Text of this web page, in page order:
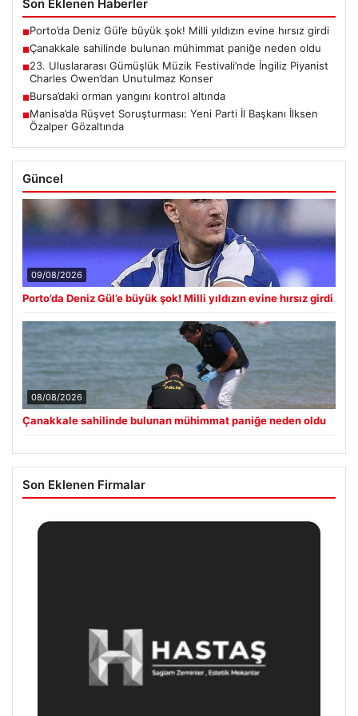
Son Eklenen Haberler
■Porto’da Deniz Gül’e büyük şok! Milli yıldızın evine hırsız girdi
■Çanakkale sahilinde bulunan mühimmat paniğe neden oldu
■23. Uluslararası Gümüşlük Müzik Festivali’nde İngiliz Piyanist
Charles Owen’dan Unutulmaz Konser
■Bursa’daki orman yangını kontrol altında
■Manisa’da Rüşvet Soruşturması: Yeni Parti İl Başkanı İlksen
Özalper Gözaltında
Güncel
09/08/2026
Porto’da Deniz Gül’e büyük şok! Milli yıldızın evine hırsız girdi
08/08/2026
Çanakkale sahilinde bulunan mühimmat paniğe neden oldu
Son Eklenen Firmalar